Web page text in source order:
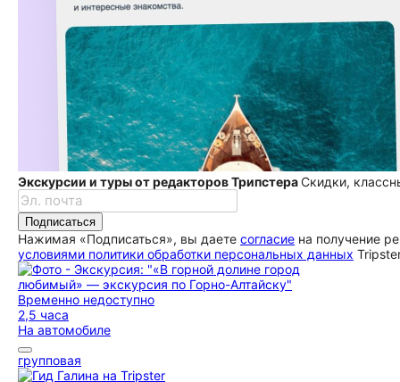
Экскурсии и туры от редакторов ТрипстераСкидки,
Подписаться
Нажимая «Подписаться», вы даете согласие на получение
условиями политики обработки персональных данных
Временно недоступно
2,5 часа
На автомобиле
групповая